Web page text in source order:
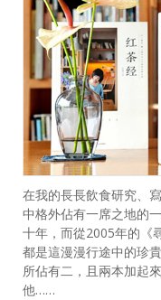
在我的長長飲食研究、
中格外佔有一席之地的
十年，而從2005年的《
都是這漫漫行途中的珍
所佔有二，且兩本加起
他……